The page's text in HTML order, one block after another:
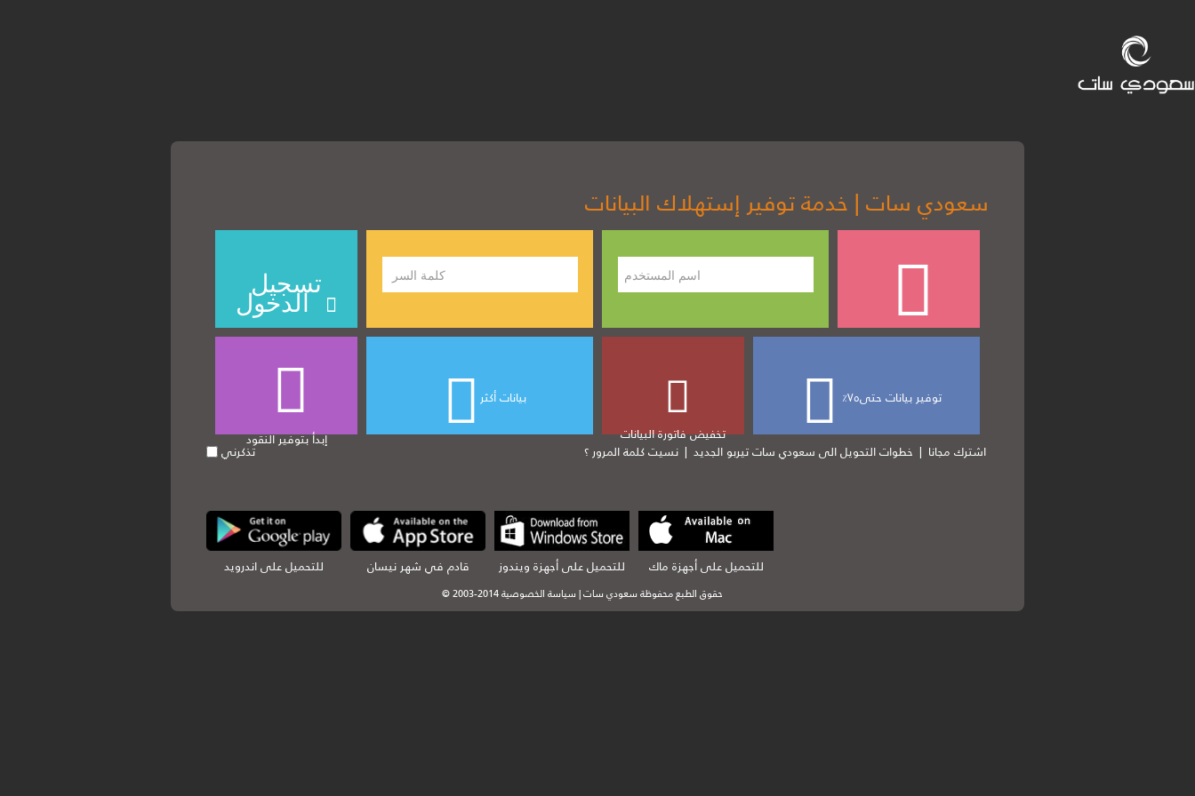
سعودي سات | خدمة توفير إستهلاك البيانات
تسجيل
الدخول
٪توفير بيانات حتى٧٥
تخفيض فاتورة البيانات
بيانات أكثر
إبدأ بتوفير النقود
تذكرني اشترك مجانا | خطوات التحويل الى سعودي سات تيربو الجديد | نسيت كلمة المرور ؟
للتحميل على اندرويد قادم في شهر نيسان للتحميل على أجهزة ويندوز للتحميل على أجهزة ماك
© 2003-2014 حقوق الطبع محفوظة سعودي سات | سياسة الخصوصية